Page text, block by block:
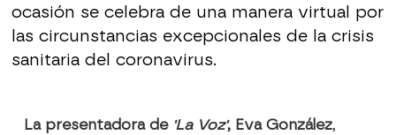
ocasión se celebra de una manera virtual por
las circunstancias excepcionales de la crisis
sanitaria del coronavirus.
La presentadora de'La Voz', Eva González,